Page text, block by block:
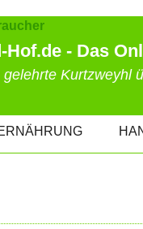
Hof.de - Das
Kurtzweyhl